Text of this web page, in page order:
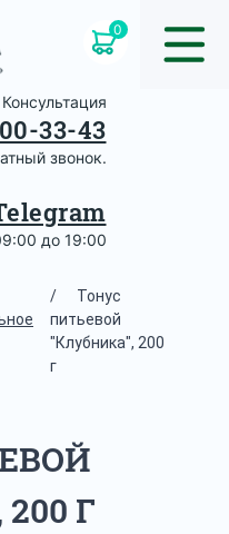
0
Консультация
33-43
звонок.
до 19:00
/
Тонус
питьевой
"Клубника", 200
г
Г